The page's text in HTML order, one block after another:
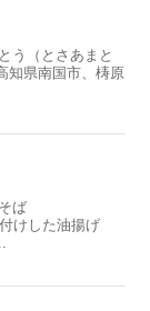
う（とさあまと
知県南国市、梼原
ば
けした油揚げ